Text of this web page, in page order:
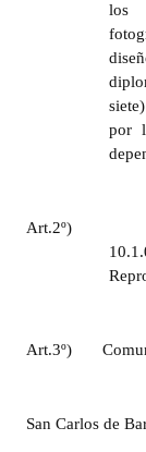
los
por
Art.2º)
Art.3º)
San Carlos de